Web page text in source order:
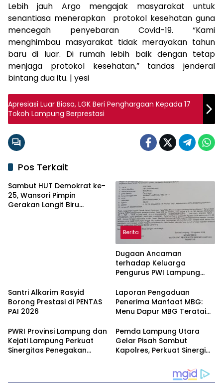
Lebih jauh Argo mengajak masyarakat untuk
senantiasa menerapkan protokol kesehatan guna
mencegah penyebaran Covid-19. “Kami
menghimbau masyarakat tidak merayakan tahun
baru di luar. Di rumah lebih baik dengan tetap
menjaga protokol kesehatan,” tandas jenderal
bintang dua itu. | yesi
Apresiasi Luar Biasa, LGK Beri Penghargaan Kepada 17
Tokoh Lampung Berprestasi
Pos Terkait
Sambut HUT Demokrat ke-
25, Wansori Pimpin
Gerakan Langit Biru
Berita
Dugaan Ancaman
terhadap Keluarga
Pengurus PWI Lampung
Jurnalis
Santri Alkarim Rasyid
Borong Prestasi di PENTAS
PAI 2026
Laporan Pengaduan
Penerima Manfaat MBG:
Menu Dapur MBG Teratai
Masyarakat Minta Satgas
Lakukan Investigasi
PWRI Provinsi Lampung dan
Kejati Lampung Perkuat
Sinergitas Penegakan
Pemda Lampung Utara
Gelar Pisah Sambut
Kapolres, Perkuat Sinergi